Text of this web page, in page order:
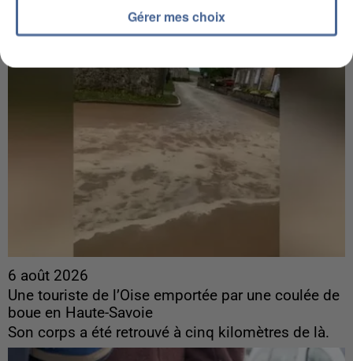
6 août 2026
Une touriste de l’Oise emportée par une coulée de
boue en Haute-Savoie
Son corps a été retrouvé à cinq kilomètres de là.
Gérer mes choix